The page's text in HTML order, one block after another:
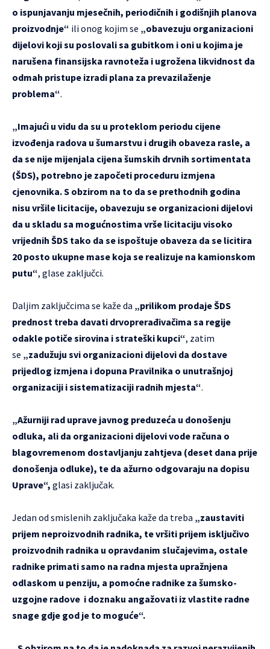
o ispunjavanju mjesečnih, periodičnih i godišnjih planova
proizvodnje“ ili onog kojim se „obavezuju organizacioni
dijelovi koji su poslovali sa gubitkom i oni u kojima je
narušena finansijska ravnoteža i ugrožena likvidnost da
odmah pristupe izradi plana za prevazilaženje
problema“.
„Imajući u vidu da su u proteklom periodu cijene
izvođenja radova u šumarstvu i drugih obaveza rasle, a
da se nije mijenjala cijena šumskih drvnih sortimentata
(ŠDS), potrebno je započeti proceduru izmjena
cjenovnika. S obzirom na to da se prethodnih godina
nisu vršile licitacije, obavezuju se organizacioni dijelovi
da u skladu sa mogućnostima vrše licitaciju visoko
vrijednih ŠDS tako da se ispoštuje obaveza da se licitira
20 posto ukupne mase koja se realizuje na kamionskom
putu“, glase zaključci.
Daljim zaključcima se kaže da „prilikom prodaje ŠDS
prednost treba davati drvoprerađivačima sa regije
odakle potiče sirovina i strateški kupci“, zatim
se „zadužuju svi organizacioni dijelovi da dostave
prijedlog izmjena i dopuna Pravilnika o unutrašnjoj
organizaciji i sistematizaciji radnih mjesta“.
„Ažurniji rad uprave javnog preduzeća u donošenju
odluka, ali da organizacioni dijelovi vode računa o
blagovremenom dostavljanju zahtjeva (deset dana prije
donošenja odluke), te da ažurno odgovaraju na dopisu
Uprave“, glasi zaključak.
Jedan od smislenih zaključaka kaže da treba „zaustaviti
prijem neproizvodnih radnika, te vršiti prijem isključivo
proizvodnih radnika u opravdanim slučajevima, ostale
radnike primati samo na radna mjesta upražnjena
odlaskom u penziju, a pomoćne radnike za šumsko-
uzgojne radove i doznaku angažovati iz vlastite radne
snage gdje god je to moguće“.